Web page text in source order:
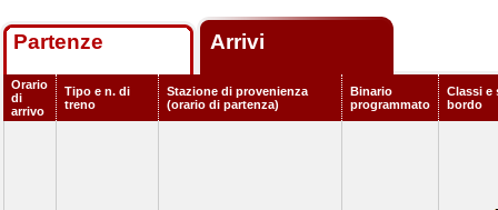
Partenze Arrivi
Orario
di
arrivo
Tipo e n. di
treno
Stazione di provenienza
(orario di partenza)
Binario
programmato
Classi e
bordo